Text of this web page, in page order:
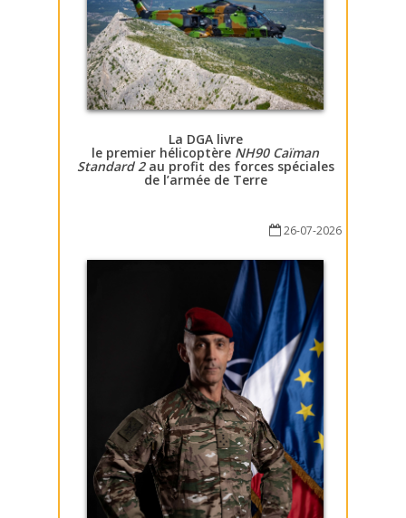
La DGA livre
le premier hélicoptère NH90 Caïman
Standard 2au profit des forces spéciales
de l’armée de Terre
26-07-2026